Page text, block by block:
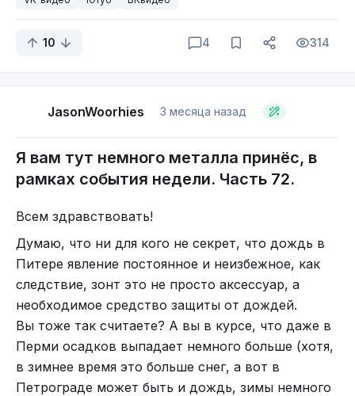
" играющие (blackened) sludge metal из
59. "Goreworm" хороший death metal из
очередной Канадской провинции, на этот раз
никак не наслушаюсь. Особенно мне
чуть позже. Должен сказать, что такой
энергичная.
альбомов.
Eternal Nightfall (2008)
The Thrashening (2011)
Light upon the Wicked (2015)
The Profound Darkness (2026)
Композиция, которая так сильно запала мне в
душу, входит в их четвёртый альбом. А
называется она The Blindness of Faith.
Послушаем?
In Malice's Wake - The Blindness of Faith
Ютруп.
10 4 314
JasonWoorhies 3 месяца назад
Я вам тут немного металла принёс, в
рамках события недели. Часть 72.
Всем здравствовать!
Думаю, что ни для кого не секрет, что дождь в
Питере явление постоянное и неизбежное, как
следствие, зонт это не просто аксессуар, а
необходимое средство защиты от дождей.
Вы тоже так считаете? А вы в курсе, что даже в
Перми осадков выпадает немного больше (хотя,
в зимнее время это больше снег, а вот в
Петрограде может быть и дождь, зимы немного